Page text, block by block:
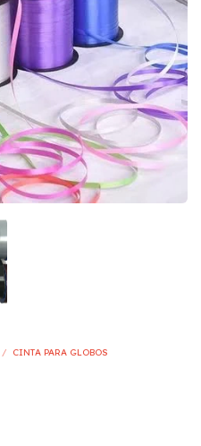
/ CINTA PARA GLOBOS